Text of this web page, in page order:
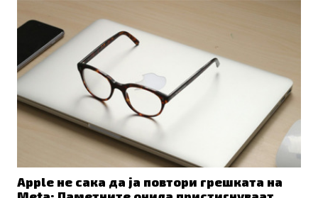
Apple не сака да ја повтори грешката на